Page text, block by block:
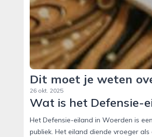
Dit moet je weten
26 okt. 2025
Wat is het Defensie-
Het Defensie-eiland in Woerden is
publiek. Het eiland diende vroeger